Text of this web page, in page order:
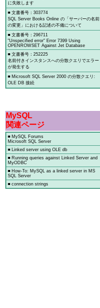
に失敗します
■ 文書番号：303774
SQL Server Books Online の「サーバーの名前
の変更」における記述の不備について
■ 文書番号：296711
"Unspecified error" Error 7399 Using
OPENROWSET Against Jet Database
■ 文書番号：252225
名前付きインスタンスへの分散クエリでエラー
が発生する
■ Microsoft SQL Server 2000 の分散クエリ:
OLE DB 接続
MySQL
関連ページ
■ MySQL Forums
Microsoft SQL Server
■ Linked server using OLE db
■ Running queries against Linked Server and
MyODBC
■ How-To: MySQL as a linked server in MS
SQL Server
■ connection strings